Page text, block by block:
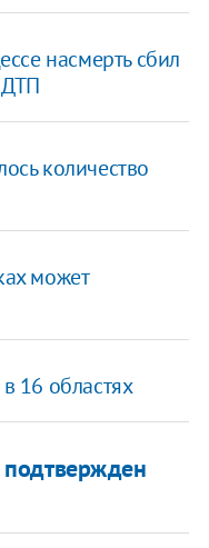
насмерть сбил
количество
может
16 областях